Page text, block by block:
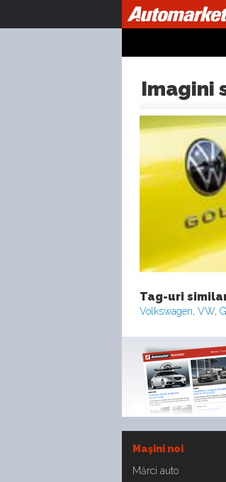
Imagini
Tag-uri
Volkswagen, VW,
Maşini noi
Mărci auto